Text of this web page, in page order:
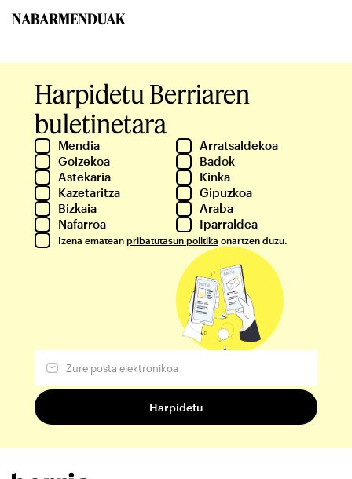
NABARMENDUAK
Harpidetu Berriaren
buletinetara
Mendia
Arratsaldekoa
Goizekoa
Badok
Astekaria
Kinka
Kazetaritza
Gipuzkoa
Bizkaia
Araba
Nafarroa
Iparraldea
Izena ematean pribatutasun politika onartzen duzu.